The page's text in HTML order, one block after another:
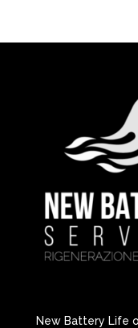
New Battery Life